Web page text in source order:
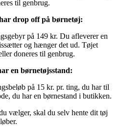
til genbrug.
drop off på børnetøj:
på 149 kr. Du afleverer en
og hænger det ud. Tøjet
doneres til genbrug.
en børnetøjsstand:
på 15 kr. pr. ting, du har til
du har en børnestand i butikken.
vælger, skal du selv hente dit tøj